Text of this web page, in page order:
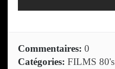
Commentaires: 0
Catégories: FILMS 80's